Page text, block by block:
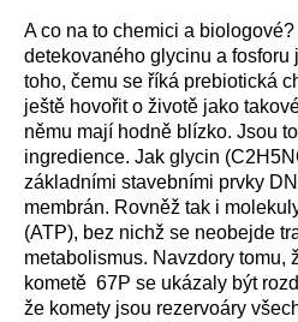
A co na to chemici a
detekovaného glycinu a
toho, čemu se říká prebiotická
ještě hovořit o životě jako
němu mají hodně blízko. Jsou
ingredience. Jak glycin
základními stavebními prvky
membrán. Rovněž tak i
(ATP), bez nichž se neobejde
metabolismus. Navzdory tomu,
kometě 67P se ukázaly být
že komety jsou rezervoáry